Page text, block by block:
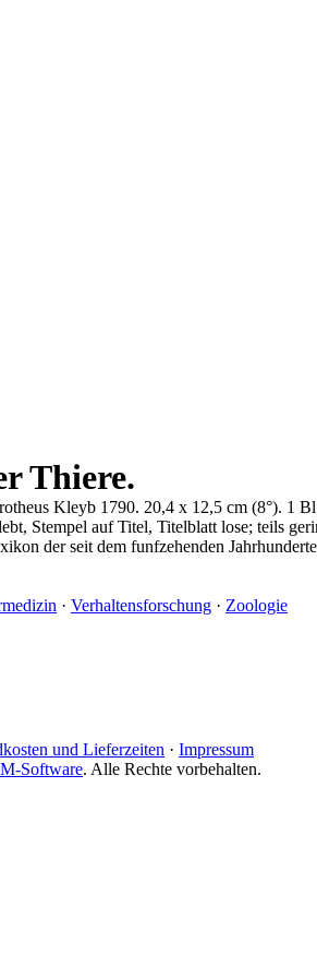
Thiere.
Kleyb 1790. 20,4 x 12,5 cm (8°). 1
Stempel auf Titel, Titelblatt lose; teils
der seit dem funfzehenden
· Verhaltensforschung · Zoologie
und Lieferzeiten · Impressum
Software. Alle Rechte vorbehalten.